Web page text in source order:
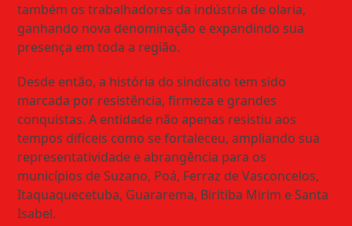
também os trabalhadores da indústria de olaria,
ganhando nova denominação e expandindo sua
presença em toda a região.
Desde então, a história do sindicato tem sido
marcada por resistência, firmeza e grandes
conquistas. A entidade não apenas resistiu aos
tempos difíceis como se fortaleceu, ampliando sua
representatividade e abrangência para os
municípios de Suzano, Poá, Ferraz de Vasconcelos,
Itaquaquecetuba, Guararema, Biritiba Mirim e Santa
Isabel.